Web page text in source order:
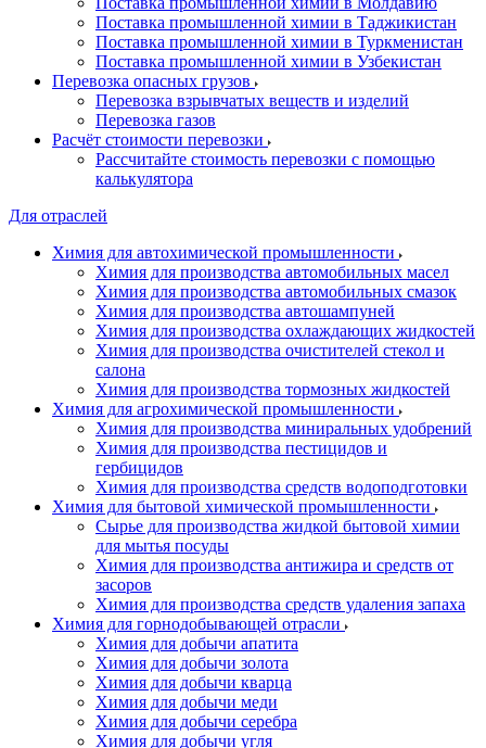
Поставка промышленной химии в Таджикистан
Поставка промышленной химии в Туркменистан
Поставка промышленной химии в Узбекистан
Перевозка опасных грузов
Перевозка взрывчатых веществ и изделий
Перевозка газов
Расчёт стоимости перевозки
Рассчитайте стоимость перевозки с помощью
калькулятора
Для отраслей
Химия для автохимической промышленности
Химия для производства автомобильных масел
Химия для производства автомобильных смазок
Химия для производства автошампуней
Химия для производства охлаждающих жидкостей
Химия для производства очистителей стекол и
салона
Химия для производства тормозных жидкостей
Химия для агрохимической промышленности
Химия для производства миниральных удобрений
Химия для производства пестицидов и
гербицидов
Химия для производства средств водоподготовки
Химия для бытовой химической промышленности
Сырье для производства жидкой бытовой химии
для мытья посуды
Химия для производства антижира и средств от
засоров
Химия для производства средств удаления запаха
Химия для горнодобывающей отрасли
Химия для добычи апатита
Химия для добычи золота
Химия для добычи кварца
Химия для добычи меди
Химия для добычи серебра
Химия для добычи угля